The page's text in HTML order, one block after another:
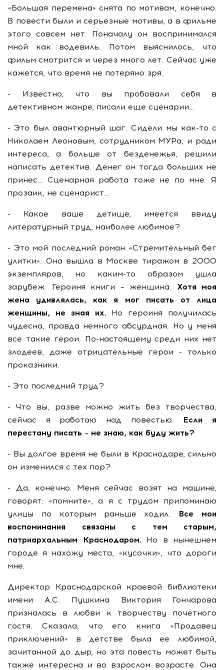
«Большая перемена» снята по мотивам, конечно.
В повести были и серьезные мотивы, а в фильме
этого совсем нет. Поначалу он воспринимался
мной как водевиль. Потом выяснилось, что
фильм смотрится и через много лет. Сейчас уже
кажется, что время не потеряно зря.
- Известно, что вы пробовали себя в
детективном жанре, писали еще сценарии…
- Это был авантюрный шаг. Сидели мы как-то с
Николаем Леоновым, сотрудником МУРа, и ради
интереса, а больше от безденежья, решили
написать детектив. Денег он тогда больших не
принес… Сценарная работа тоже не по мне. Я
прозаик, не сценарист…
- Какое ваше детище, имеется ввиду
литературный труд, наиболее любимое?
- Это мой последний роман «Стремительный бег
улитки». Она вышла в Москве тиражом в 2000
экземпляров, но каким-то образом ушла
зарубеж. Героиня книги – женщина. Хотя моя
жена удивлялась, как я мог писать от лица
женщины, не зная их. Но героиня получилась
чудесна, правда немного абсурдная. Но у меня
все такие герои. По-настоящему среди них нет
злодеев, даже отрицательные герои - только
проказники.
- Это последний труд?
- Что вы, разве можно жить без творчества,
сейчас я работаю над повестью. Если я
перестану писать – не знаю, как буду жить?
- Вы долгое время не были в Краснодаре, сильно
он изменился с тех пор?
- Да, конечно. Меня сейчас возят на машине,
говорят: «помните», а я с трудом припоминаю
улицы по которым раньше ходил. Все мои
воспоминания связаны с тем старым,
патриархальным Краснодаром. Но в нынешнем
городе я нахожу места, «кусочки», что дороги
мне.
Директор Краснодарской краевой библиотеки
имени А.С. Пушкина Виктория Гончарова
призналась в любви к творчеству почетного
гостя. Сказала, что его книга «Продавец
приключений» в детстве была ее любимой,
зачитанной до дыр, но эта повесть может быть
также интересна и во взрослом возрасте. Она